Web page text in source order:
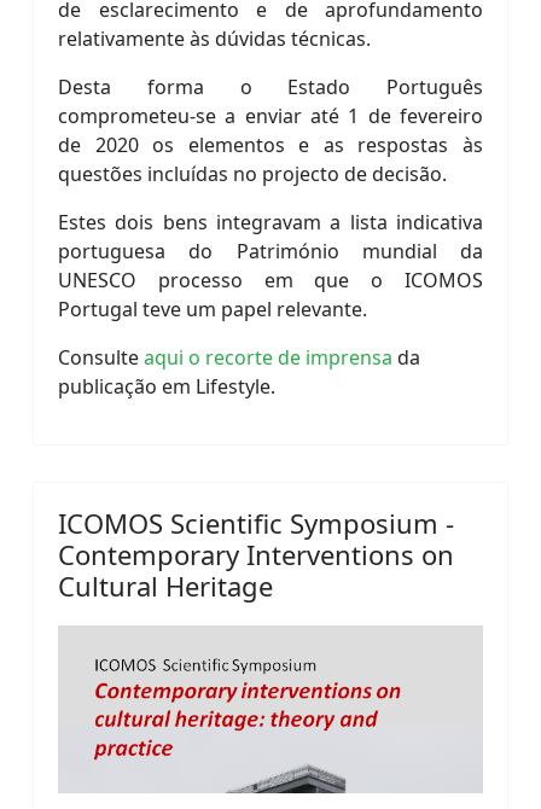
de esclarecimento e de aprofundamento
relativamente às dúvidas técnicas.
Desta forma o Estado Português
comprometeu-se a enviar até 1 de fevereiro
de 2020 os elementos e as respostas às
questões incluídas no projecto de decisão.
Estes dois bens integravam a lista indicativa
portuguesa do Património mundial da
UNESCO processo em que o ICOMOS
Portugal teve um papel relevante.
Consulteaqui o recorte de imprensa da
publicação em Lifestyle.
ICOMOS Scientific Symposium -
Contemporary Interventions on
Cultural Heritage